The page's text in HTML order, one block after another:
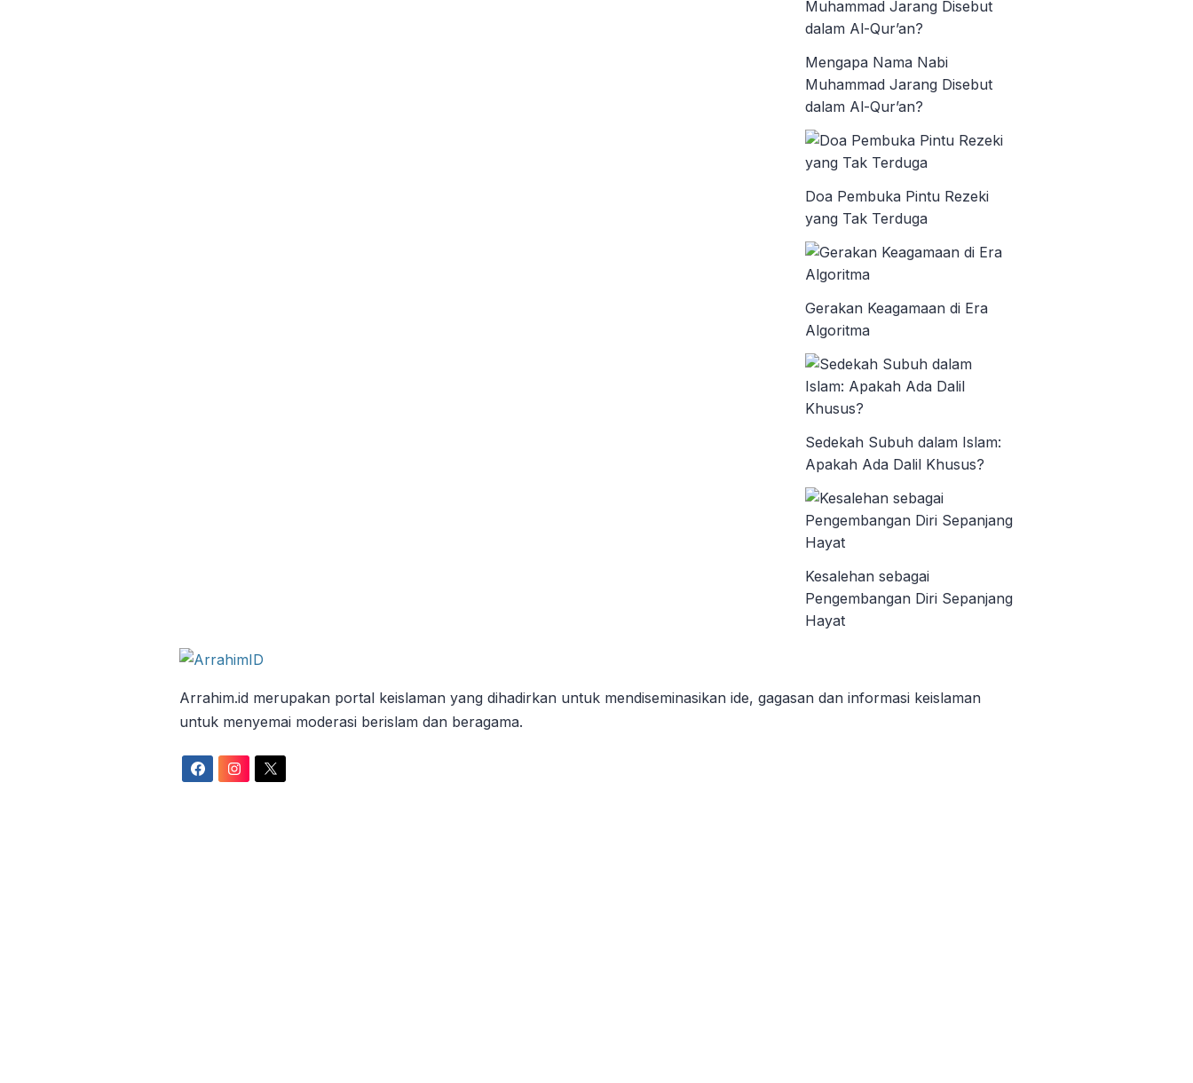
Mengapa Nama Nabi
Muhammad Jarang Disebut
dalam Al-Qur’an?
Doa Pembuka Pintu Rezeki
yang Tak Terduga
Gerakan Keagamaan di Era
Algoritma
Sedekah Subuh dalam Islam:
Apakah Ada Dalil Khusus?
Kesalehan sebagai
Pengembangan Diri Sepanjang
Hayat
Arrahim.id merupakan portal keislaman yang dihadirkan untuk mendiseminasikan ide, gagasan dan informasi keislaman
untuk menyemai moderasi berislam dan beragama.